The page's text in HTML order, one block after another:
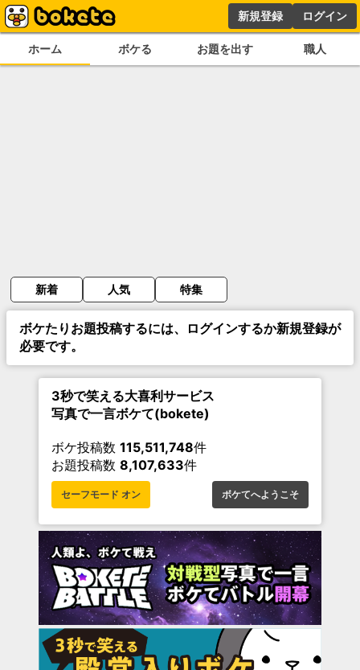
新規登録 ログイン
ホーム ボケる お題を出す 職人
新着 人気 特集
ボケたりお題投稿するには、ログインするか新規登録が
必要です。
3秒で笑える大喜利サービス
写真で一言ボケて(bokete)
ボケ投稿数 115,511,748件
お題投稿数 8,107,633件
セーフモード オン ボケてへようこそ